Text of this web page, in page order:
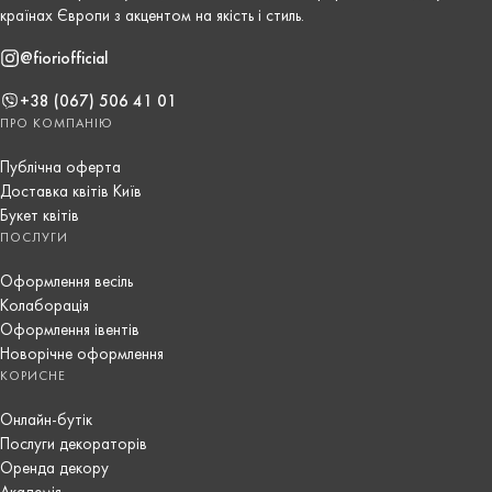
країнах Європи з акцентом на якість і стиль.
@fioriofficial
+38 (067) 506 41 01
ПРО КОМПАНІЮ
Публічна оферта
Доставка квітів Київ
Букет квітів
ПОСЛУГИ
Оформлення весіль
Колаборація
Оформлення івентів
Новорічне оформлення
КОРИСНЕ
Онлайн-бутік
Послуги декораторів
Оренда декору